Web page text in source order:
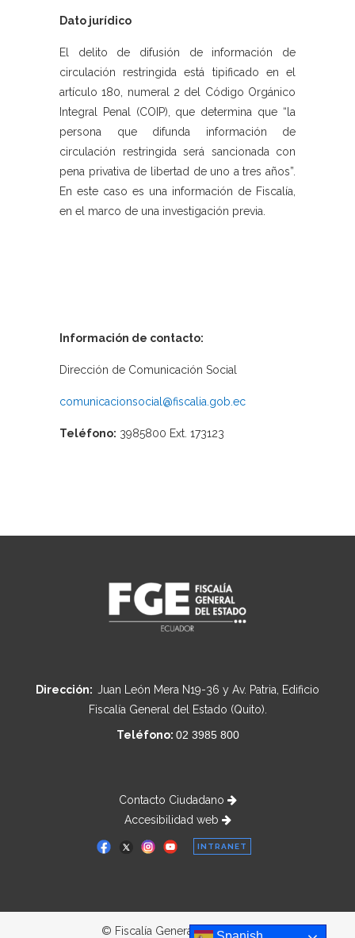
Dato jurídico
El delito de difusión de información de
circulación restringida está tipificado en el
artículo 180, numeral 2 del Código Orgánico
Integral Penal (COIP), que determina que “la
persona que difunda información de
circulación restringida será sancionada con
pena privativa de libertad de uno a tres años”.
En este caso es una información de Fiscalía,
en el marco de una investigación previa.
Información de contacto:
Dirección de Comunicación Social
comunicacionsocial@fiscalia.gob.ec
Teléfono: 3985800 Ext. 173123
Dirección: Juan León Mera N19-36 y Av. Patria, Edificio
Fiscalía General del Estado (Quito).
Teléfono: 02 3985 800
Contacto Ciudadano
Accesibilidad web
INTRANET
© Fiscalía General del Estado